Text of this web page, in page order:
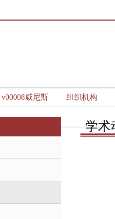
v00008威尼斯 组织机构
学术